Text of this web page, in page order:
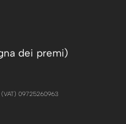
dei premi)
(VAT) 09725260963